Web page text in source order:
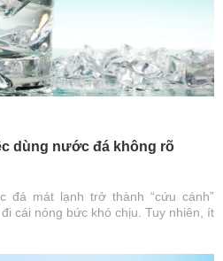
dùng nước đá không rõ
đá mát lạnh trở thành “cứu cánh”
cái nóng bức khó chịu. Tuy nhiên, ít